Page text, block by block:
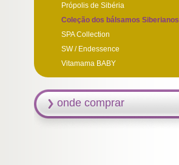
Própolis de Sibéria
Coleção dos bálsamos Siberianos
SPA Collection
SW / Endessence
Vitamama BABY
onde comprar